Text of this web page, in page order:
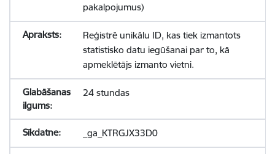
pakalpojumus)
Reģistrē unikālu ID, kas tiek izmantots
statistisko datu iegūšanai par to, kā
apmeklētājs izmanto vietni.
24 stundas
_ga_KTRGJX33D0